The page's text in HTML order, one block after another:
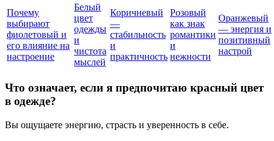
Почему
выбирают
фиолетовый и
его влияние на
настроение
Белый
цвет
одежды
и
чистота
мыслей
Коричневый
—
стабильность
и
практичность
Розовый
как знак
романтики
и
нежности
Оранжевый
— энергия и
позитивный
настрой
Что означает, если я предпочитаю красный цвет
в одежде?
Вы ощущаете энергию, страсть и уверенность в себе.